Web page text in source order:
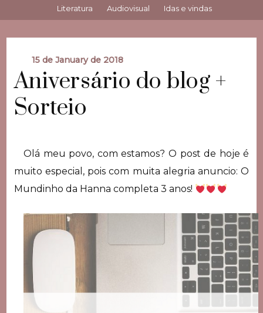
Literatura Audiovisual Idas e vindas
15 de January de 2018
Aniversário do blog +
Sorteio
Olá meu povo, com estamos? O post de hoje é
muito especial, pois com muita alegria anuncio: O
Mundinho da Hanna completa 3 anos!